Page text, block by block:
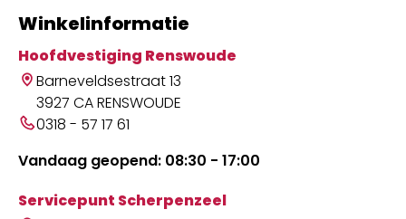
Winkelinformatie
Hoofdvestiging Renswoude
Barneveldsestraat 13
3927 CA RENSWOUDE
0318 - 57 17 61
Vandaag geopend: 08:30 - 17:00
Servicepunt Scherpenzeel